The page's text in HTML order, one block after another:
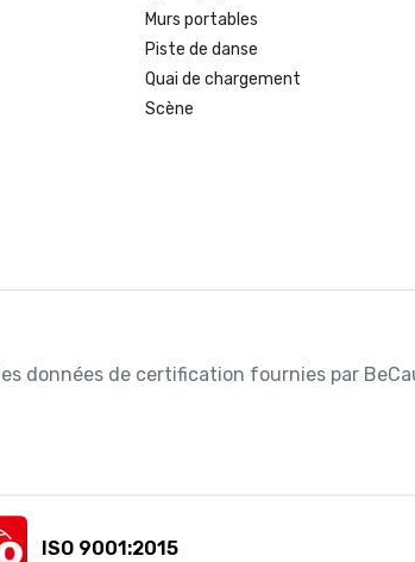
Murs portables
Piste de danse
Quai de chargement
Scène
données de certification fournies par
ISO 9001:2015